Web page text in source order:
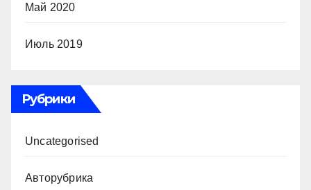
Май 2020
Июль 2019
Рубрики
Uncategorised
Авторубрика